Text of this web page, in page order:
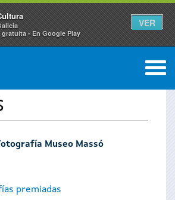
- En Google Play
VER
0
Museo Massó
premiadas